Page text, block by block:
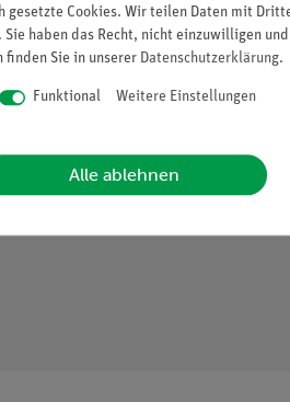
Cookies. Wir teilen Daten mit
haben das Recht, nicht einzuwilligen
Sie in unserer Daten­schutz­erklärung.
Funktional Weitere Einstellungen
Alle ablehnen